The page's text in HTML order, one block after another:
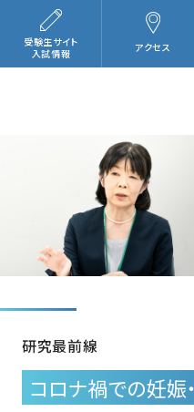
アクセス
受験生サイト
入試情報
研究最前線
コロナ禍での妊娠